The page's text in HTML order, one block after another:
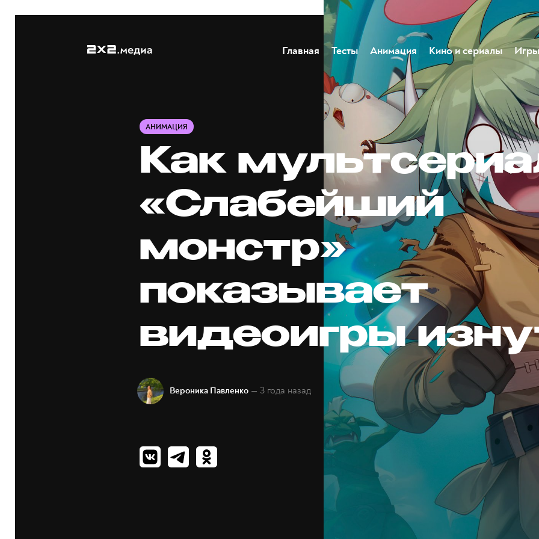
Главная Тесты Анимация Кино и сериалы Игры
АНИМАЦИЯ
Как
«Слабейший
монстр»
показывает
видеоигры
Вероника Павленко — 3 года назад